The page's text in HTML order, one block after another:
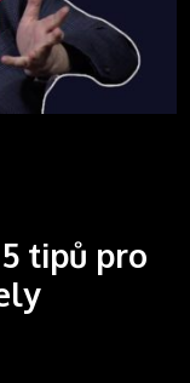
tipů pro